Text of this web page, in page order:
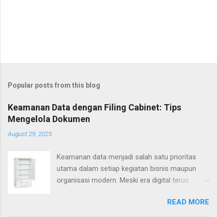
Popular posts from this blog
Keamanan Data dengan Filing Cabinet: Tips
Mengelola Dokumen
August 29, 2025
Keamanan data menjadi salah satu prioritas
utama dalam setiap kegiatan bisnis maupun
organisasi modern. Meski era digital terus
memiliki peran yang penting. Banyak dokumen
sensitif, mulai dari kontrak, catatan keuangan,
READ MORE